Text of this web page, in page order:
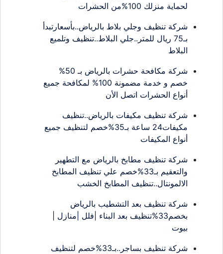
لحماية منزلك 100%من الحشرات
شركة تنظيف وجلي بلاط بالرياض..بأسعارتبدأ
بـ75 ريال للمتر..جلي البلاط..تنظيف وتلميع
البلاط
شركة مكافحة حشرات بالرياض بـ 50%
خصم و خدمة مضمونة 100% لمكافحة جميع
أنواع الحشرات اتصل الأن
شركة تنظيف مكيفات بالرياض..تنظيف
مكيفات24 ساعة بـ35%خصم لتنظيف جميع
أنواع المكيفات
شركة تنظيف مطابخ بالرياض مع التطهير
والتعقيم بـ33%خصم علي تنظيف المطابخ
الالمونتال..تنظيف المطابخ الخشب
شركة تنظيف بعد التشطيب بالرياض
بخصم33%تنظيف بعد البناء |فلل |منازل |
بيوت
شركة تنظيف بساجر..بـ33%خصم لتنظيف